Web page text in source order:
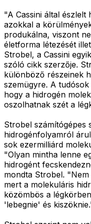
"A Cassini által észlelt
azokkal a
produkálna, viszont
életforma létezését
Strobel, a Cassini
szóló cikk szerzője.
különböző részeinek
szemügyre. A
hogy a hidrogén
oszolhatnak szét a
Strobel számítógépes
hidrogénfolyamról
sok ezermilliárd
"Olyan mintha lenne
hidrogént
mondta Strobel.
mert a molekuláris
közömbös a
'lebegnie' és